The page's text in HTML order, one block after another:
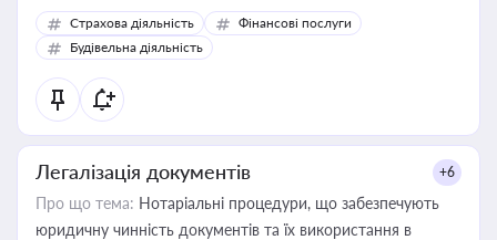
корисне для власника бізнесу, керівника, юриста або
бухгалтера під час оподаткування, приватизації, оренди
державного майна, корпоративних угод і перевірки
статусу суб'єктів оціночної діяльності
Страхова діяльність
Фінансові послуги
Будівельна діяльність
Легалізація документів +6
Про що тема: Нотаріальні процедури, що забезпечують
юридичну чинність документів та їх використання в